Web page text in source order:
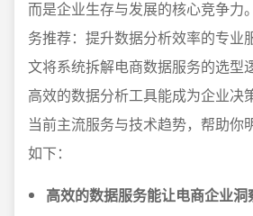
而是企业生存与发展的核心竞争力
务推荐：提升数据分析效率的专业
文将系统拆解电商数据服务的选型
高效的数据分析工具能成为企业决
当前主流服务与技术趋势，帮助你
如下：
高效的数据服务能让电商企业